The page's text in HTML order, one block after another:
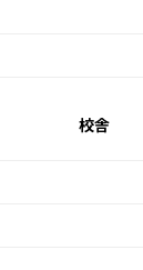
校舎